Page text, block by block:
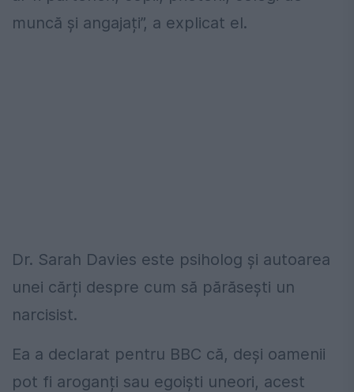
muncă și angajați”, a explicat el.
Dr. Sarah Davies este psiholog și autoarea
unei cărți despre cum să părăsești un
narcisist.
Ea a declarat pentru BBC că, deși oamenii
pot fi aroganți sau egoiști uneori, acest